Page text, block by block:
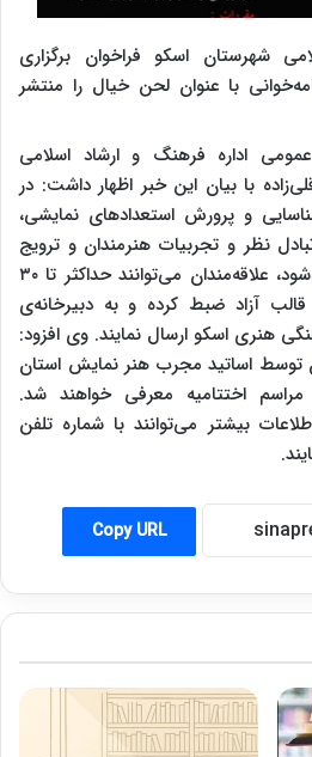
شهرستان اسکو فراخوان برگزاری
با عنوان لحن خیال را منتشر
اداره فرهنگ و ارشاد اسلامی
با بیان این خبر اظهار داشت: در
و پرورش استعدادهای نمایشی،
نظر و تجربیات هنرمندان و ترویج
فرهنگ کتابخوانی برگزار می‌شود، علاقه‌مندان می‌توانند حداکثر تا ۳۰
را در قالب آزاد ضبط کرده و به دبیرخانه‌ی
هنری اسکو ارسال نمایند. وی افزود:
توسط اساتید مجرب هنر نمایش استان
مراسم اختتامیه معرفی خواهند شد.
بیشتر می‌توانند با شماره تلفن
Copy URL